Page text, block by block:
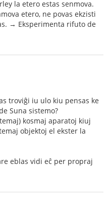
la etero estas senmova.
etero, ne povas ekzisti
→ Eksperimenta rifuto de
troviĝi iu ulo kiu pensas ke
Suna sistemo?
kosmaj aparatoj kiuj
objektoj el ekster la
eblas vidi eĉ per propraj